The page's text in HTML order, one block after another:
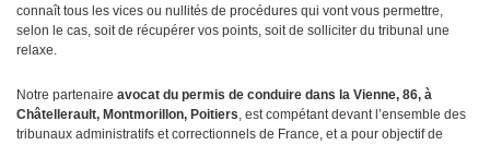
connaît tous les vices ou nullités de procédures qui vont vous permettre,
selon le cas, soit de récupérer vos points, soit de solliciter du tribunal une
relaxe.
Notre partenaire avocat du permis de conduire dans la Vienne, 86, à
Châtellerault, Montmorillon, Poitiers, est compétant devant l’ensemble des
tribunaux administratifs et correctionnels de France, et a pour objectif de